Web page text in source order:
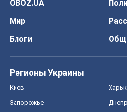
OBOZ.UA
Мир
Блоги
Регионы Украины
Киев
Запорожье Днепр